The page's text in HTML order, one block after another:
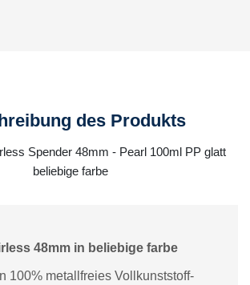
des Produkts
Spender 48mm - Pearl 100ml PP glatt
beliebige farbe
48mm in beliebige farbe
100% metallfreies Vollkunststoff-